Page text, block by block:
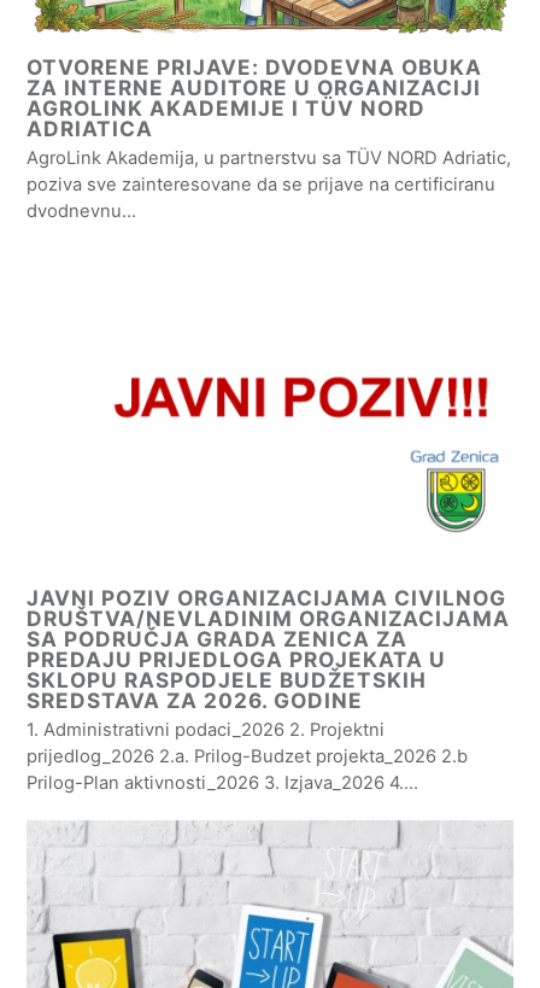
OTVORENE PRIJAVE: DVODEVNA OBUKA
ZA INTERNE AUDITORE U ORGANIZACIJI
AGROLINK AKADEMIJE I TÜV NORD
ADRIATICA
AgroLink Akademija, u partnerstvu sa TÜV NORD Adriatic,
poziva sve zainteresovane da se prijave na certificiranu
dvodnevnu…
JAVNI POZIV ORGANIZACIJAMA CIVILNOG
DRUŠTVA/NEVLADINIM ORGANIZACIJAMA
SA PODRUČJA GRADA ZENICA ZA
PREDAJU PRIJEDLOGA PROJEKATA U
SKLOPU RASPODJELE BUDŽETSKIH
SREDSTAVA ZA 2026. GODINE
1. Administrativni podaci_2026 2. Projektni
prijedlog_2026 2.a. Prilog-Budzet projekta_2026 2.b
Prilog-Plan aktivnosti_2026 3. Izjava_2026 4.…